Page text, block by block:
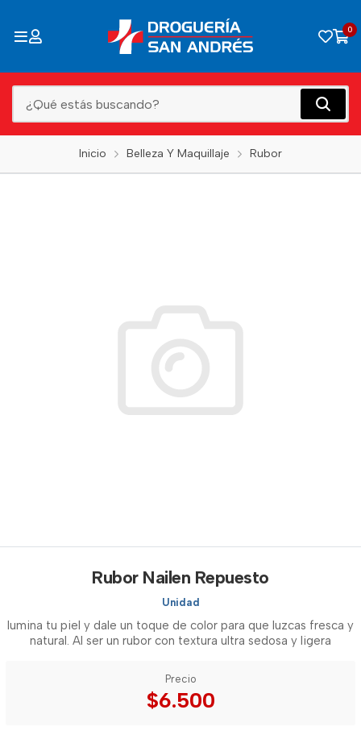
0
Inicio Belleza Y Maquillaje Rubor
Rubor Nailen Repuesto
Unidad
lumina tu piel y dale un toque de color para que luzcas fresca y
natural. Al ser un rubor con textura ultra sedosa y ligera
Precio
$6.500